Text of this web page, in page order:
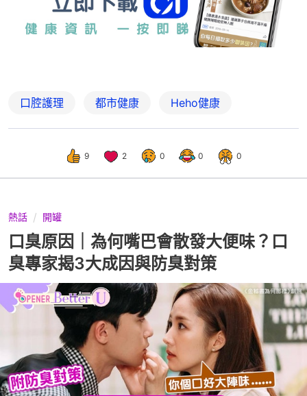
口腔護理 都市健康 Heho健康
9 2 0 0 0
熱話 開罐
口臭原因｜為何嘴巴會散發大便味？口
臭專家揭3大成因與防臭對策